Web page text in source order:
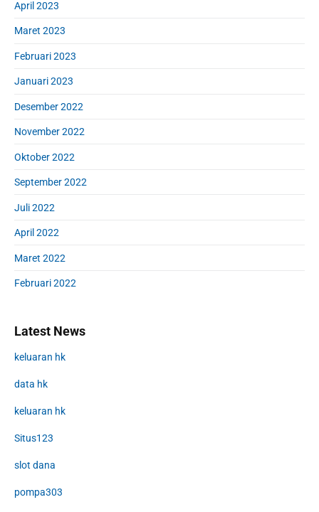
April 2023
Maret 2023
Februari 2023
Januari 2023
Desember 2022
November 2022
Oktober 2022
September 2022
Juli 2022
April 2022
Maret 2022
Februari 2022
Latest News
keluaran hk
data hk
keluaran hk
Situs123
slot dana
pompa303